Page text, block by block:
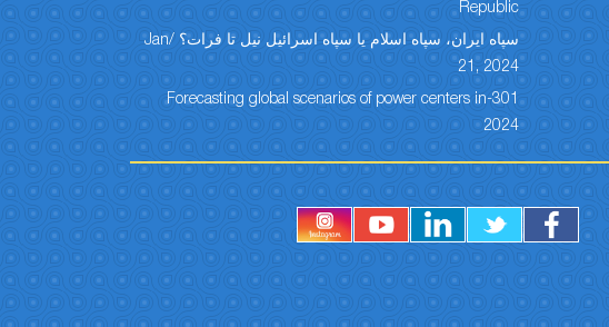
Republic
سپاه ایران، سپاه اسلام یا سپاه اسرائیل نیل تا فرات؟ /Jan
21, 2024
301-Forecasting global scenarios of power centers in
2024